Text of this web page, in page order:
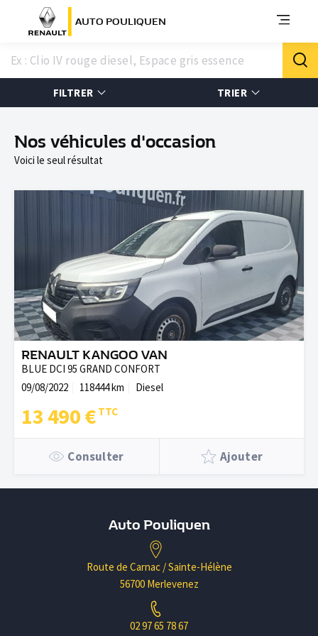
AUTO POULIQUEN
FILTRER TRIER
Nos véhicules d'occasion
Voici le seul résultat
RENAULT KANGOO VAN
BLUE DCI 95 GRAND CONFORT
09/08/2022
118444 km Diesel
13 490 €
Consulter Ajouter
Auto Pouliquen
Route de Carnac / Sainte-Hélène
56700 Merlevenez
02 97 65 78 67